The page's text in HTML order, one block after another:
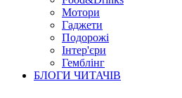
Мотори
Гаджети
Подорожі
Інтер'єри
Гемблінг
БЛОГИ ЧИТАЧІВ